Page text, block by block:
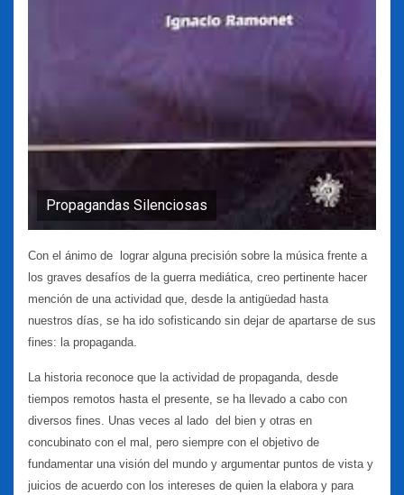
Propagandas Silenciosas
Con el ánimo de lograr alguna precisión sobre la música frente a
los graves desafíos de la guerra mediática, creo pertinente hacer
mención de una actividad que, desde la antigüedad hasta
nuestros días, se ha ido sofisticando sin dejar de apartarse de sus
fines: la propaganda.
La historia reconoce que la actividad de propaganda, desde
tiempos remotos hasta el presente, se ha llevado a cabo con
diversos fines. Unas veces al lado del bien y otras en
concubinato con el mal, pero siempre con el objetivo de
fundamentar una visión del mundo y argumentar puntos de vista y
juicios de acuerdo con los intereses de quien la elabora y para